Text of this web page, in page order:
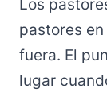
Los
pastores
fuera. El
lugar